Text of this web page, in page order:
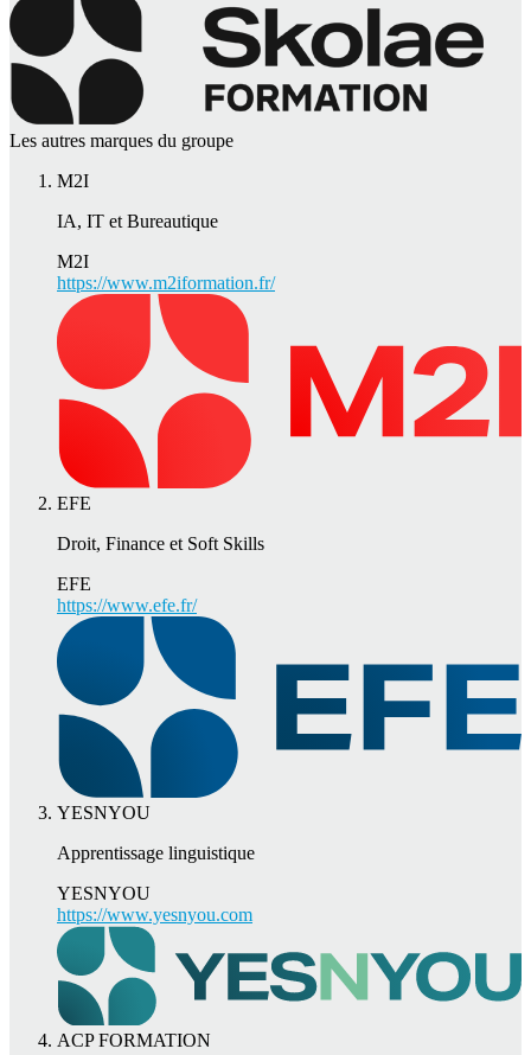
Les autres marques du groupe
M2I
IA, IT et Bureautique
M2I
https://www.m2iformation.fr/
EFE
Droit, Finance et Soft Skills
EFE
https://www.efe.fr/
YESNYOU
Apprentissage linguistique
YESNYOU
https://www.yesnyou.com
ACP FORMATION